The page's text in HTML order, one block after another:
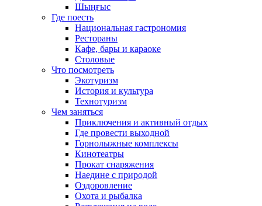
Шыңғыс
Где поесть
Национальная гастрономия
Рестораны
Кафе, бары и караоке
Столовые
Что посмотреть
Экотуризм
История и культура
Технотуризм
Чем заняться
Приключения и активный отдых
Где провести выходной
Горнолыжные комплексы
Кинотеатры
Прокат снаряжения
Наедине с природой
Оздоровление
Охота и рыбалка